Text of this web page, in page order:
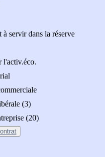
à servir dans la réserve
l'activ.éco.
(3)
(20)